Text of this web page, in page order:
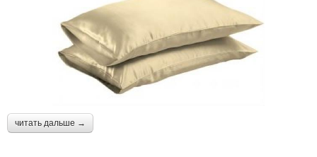
читать дальше →